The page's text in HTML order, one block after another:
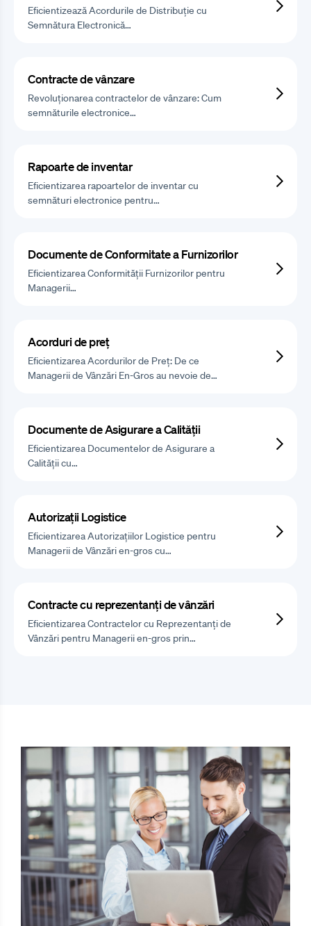
Eficientizează Acordurile de Distribuție cu
Semnătura Electronică…
Contracte de vânzare
Revoluționarea contractelor de vânzare: Cum
semnăturile electronice…
Rapoarte de inventar
Eficientizarea rapoartelor de inventar cu
semnături electronice pentru…
Documente de Conformitate a Furnizorilor
Eficientizarea Conformității Furnizorilor pentru
Managerii…
Acorduri de preț
Eficientizarea Acordurilor de Preț: De ce
Managerii de Vânzări En-Gros au nevoie de…
Documente de Asigurare a Calității
Eficientizarea Documentelor de Asigurare a
Calității cu…
Autorizații Logistice
Eficientizarea Autorizațiilor Logistice pentru
Managerii de Vânzări en-gros cu…
Contracte cu reprezentanți de vânzări
Eficientizarea Contractelor cu Reprezentanți de
Vânzări pentru Managerii en-gros prin…